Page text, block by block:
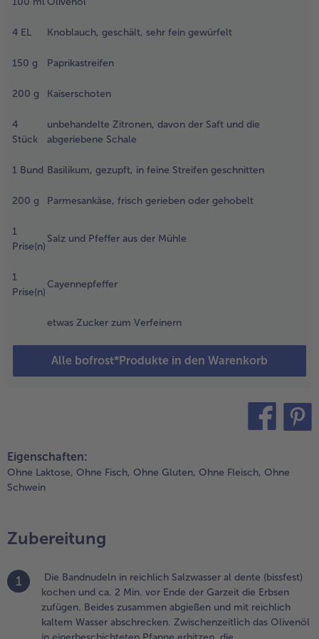
- 5 € beim Kauf von 7 Schlemmermenüs nach Wahl
4 EL Knoblauch, geschält, sehr fein gewürfelt
150 g Paprikastreifen
200 g Kaiserschoten
4
Stück
unbehandelte Zitronen, davon der Saft und die
abgeriebene Schale
1 Bund Basilikum, gezupft, in feine Streifen geschnitten
200 g Parmesankäse, frisch gerieben oder gehobelt
1
Prise(n)
Salz und Pfeffer aus der Mühle
1
Prise(n)
Cayennepfeffer
etwas Zucker zum Verfeinern
Alle bofrost*Produkte in den Warenkorb
die Erbsen
kaltem
Olivenöl in
anschwitzen,
und gut
die
Erbsen und
Kräftig
Salz und
Das
nochmals
und
dem
und
vermischen.
Eigenschaften:
Ohne Laktose, Ohne Fisch, Ohne Gluten, Ohne Fleisch, Ohne
Schwein
Zubereitung
1
Die Bandnudeln in reichlich Salzwasser al dente (bissfest)
kochen und ca. 2 Min. vor Ende der Garzeit die Erbsen
zufügen. Beides zusammen abgießen und mit reichlich
kaltem Wasser abschrecken. Zwischenzeitlich das Olivenöl